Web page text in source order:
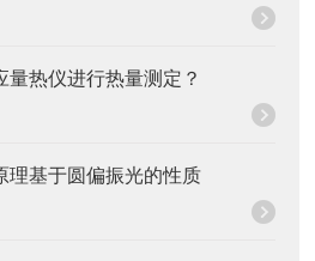
热仪进行热量测定？
理基于圆偏振光的性质